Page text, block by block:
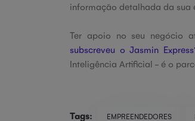
informação detalhada da sua
Ter apoio no seu negócio
subscreveu o Jasmin
Inteligência Artificial - é o
Tags: EMPREENDEDORES